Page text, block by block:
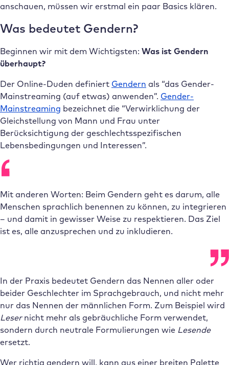
anschauen, müssen wir erstmal ein paar Basics klären.
Was bedeutet Gendern?
Beginnen wir mit dem Wichtigsten: Was ist Gendern
überhaupt?
Der Online-Duden definiert Gendern als “das Gender-
Mainstreaming (auf etwas) anwenden”. Gender-
Mainstreaming bezeichnet die “Verwirklichung der
Gleichstellung von Mann und Frau unter
Berücksichtigung der geschlechtsspezifischen
Lebensbedingungen und Interessen”.
Mit anderen Worten: Beim Gendern geht es darum, alle
Menschen sprachlich benennen zu können, zu integrieren
– und damit in gewisser Weise zu respektieren. Das Ziel
ist es, alle anzusprechen und zu inkludieren.
In der Praxis bedeutet Gendern das Nennen aller oder
beider Geschlechter im Sprachgebrauch, und nicht mehr
nur das Nennen der männlichen Form. Zum Beispiel wird
Lesernicht mehr als gebräuchliche Form verwendet,
sondern durch neutrale Formulierungen wie Lesende
ersetzt.
Wer richtig gendern will, kann aus einer breiten Palette